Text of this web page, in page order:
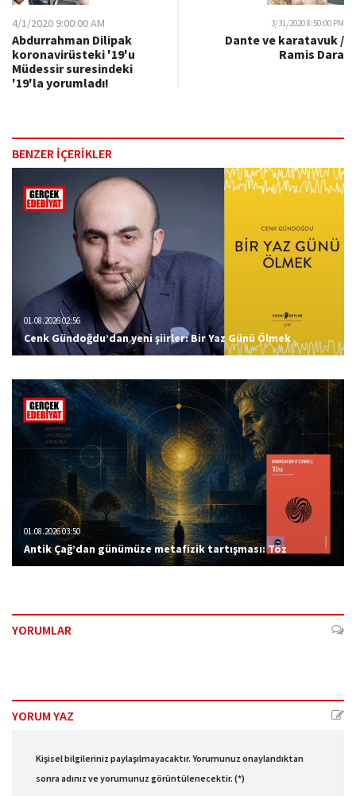
4/1/2020 9:00:00 AM
Abdurrahman Dilipak
koronavirüsteki '19'u
Müdessir suresindeki
'19'la yorumladı!
3/31/2020 8:50:00 PM
Dante ve karatavuk /
Ramis Dara
BENZER İÇERİKLER
01.08.2026 02:56
Cenk Gündoğdu’dan yeni şiirler: Bir Yaz Günü Ölmek
01.08.2026 03:50
Antik Çağ’dan günümüze metafizik tartışması: Töz
YORUMLAR
YORUM YAZ
Kişisel bilgileriniz paylaşılmayacaktır. Yorumunuz onaylandıktan
sonra adınız ve yorumunuz görüntülenecektir. (*)